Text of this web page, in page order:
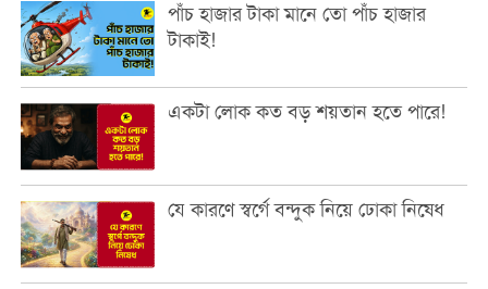
পাঁচ হাজার টাকা মানে তো পাঁচ হাজার
টাকাই!
একটা লোক কত বড় শয়তান হতে পারে!
যে কারণে স্বর্গে বন্দুক নিয়ে ঢোকা নিষেধ